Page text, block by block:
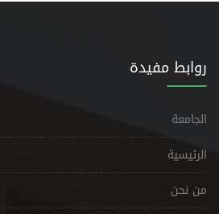
روابط مفيدة
الجامعة
الرئيسية
من نحن